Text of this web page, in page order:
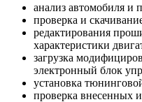
анализ автомобиля и
проверка и
редактирования
характеристики
загрузка
электронный блок
установка
проверка внесенных